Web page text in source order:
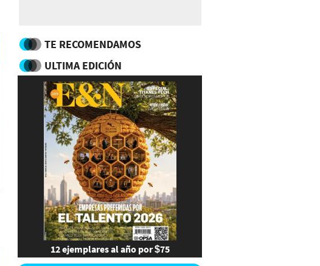
TE RECOMENDAMOS
ULTIMA EDICIÓN
12 ejemplares al año por $75